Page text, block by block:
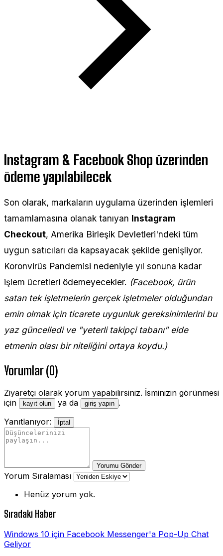
Instagram & Facebook Shop üzerinden
ödeme yapılabilecek
Son olarak, markaların uygulama üzerinden işlemleri
tamamlamasına olanak tanıyan Instagram
Checkout, Amerika Birleşik Devletleri'ndeki tüm
uygun satıcıları da kapsayacak şekilde genişliyor.
Koronvirüs Pandemisi nedeniyle yıl sonuna kadar
işlem ücretleri ödemeyecekler. (Facebook, ürün
satan tek işletmelerin gerçek işletmeler olduğundan
emin olmak için ticarete uygunluk gereksinimlerini bu
yaz güncelledi ve "yeterli takipçi tabanı" elde
etmenin olası bir niteliğini ortaya koydu.)
Yorumlar (0)
Ziyaretçi olarak yorum yapabilirsiniz. İsminizin görünmesi
için
kayıt olun ya da giriş yapın .
Yanıtlanıyor:
İptal
Yorumu Gönder
Yorum Sıralaması
Henüz yorum yok.
Sıradaki Haber
Windows 10 için Facebook Messenger'a Pop-Up Chat
Geliyor